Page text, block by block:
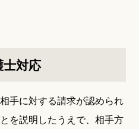
対応
手に対する請求が認められ
を説明したうえで、相手方